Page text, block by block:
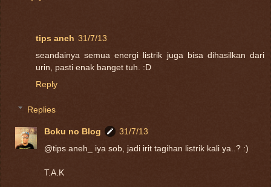
tips aneh 31/7/13
seandainya semua energi listrik juga bisa dihasilkan dari
urin, pasti enak banget tuh. :D
Reply
Replies
Boku no Blog
31/7/13
@tips aneh_ iya sob, jadi irit tagihan listrik kali ya..? :)
T.A.K